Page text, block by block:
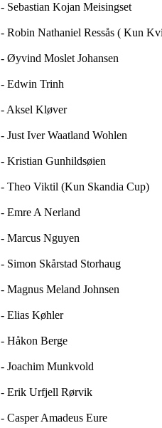
- Sebastian Kojan Meisingset
- Robin Nathaniel Ressås ( Kun
- Øyvind Moslet Johansen
- Edwin Trinh
- Aksel Kløver
- Just Iver Waatland Wohlen
- Kristian Gunhildsøien
- Theo Viktil (Kun Skandia Cup)
- Emre A Nerland
- Marcus Nguyen
- Simon Skårstad Storhaug
- Magnus Meland Johnsen
- Elias Køhler
- Håkon Berge
- Joachim Munkvold
- Erik Urfjell Rørvik
- Casper Amadeus Eure